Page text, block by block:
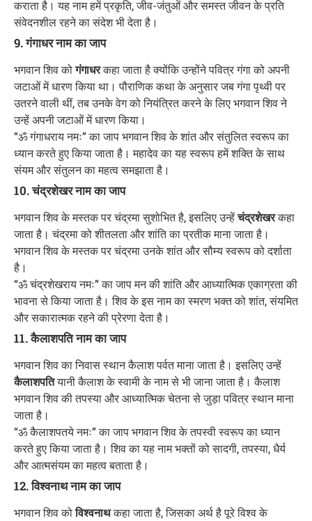
कराता है। यह नाम हमें प्रकृति, जीव-जंतुओं और समस्त जीवन के प्रति
संवेदनशील रहने का संदेश भी देता है।
9. गंगाधर नाम का जाप
भगवान शिव कोगंगाधरकहा जाता है क्योंकि उन्होंने पवित्र गंगा को अपनी
जटाओं में धारण किया था। पौराणिक कथा के अनुसार जब गंगा पृथ्वी पर
उतरने वाली थीं, तब उनके वेग को नियंत्रित करने के लिए भगवान शिव ने
उन्हें अपनी जटाओं में धारण किया।
“ॐ गंगाधराय नमः” का जाप भगवान शिव के शांत और संतुलित स्वरूप का
ध्यान करते हुए किया जाता है। महादेव का यह स्वरूप हमें शक्ति के साथ
संयम और संतुलन का महत्व समझाता है।
10. चंद्रशेखर नाम का जाप
भगवान शिव के मस्तक पर चंद्रमा सुशोभित है, इसलिए उन्हेंचंद्रशेखरकहा
जाता है। चंद्रमा को शीतलता और शांति का प्रतीक माना जाता है।
भगवान शिव के मस्तक पर चंद्रमा उनके शांत और सौम्य स्वरूप को दर्शाता
है।
“ॐ चंद्रशेखराय नमः” का जाप मन की शांति और आध्यात्मिक एकाग्रता की
भावना से किया जाता है। शिव के इस नाम का स्मरण भक्त को शांत, संयमित
और सकारात्मक रहने की प्रेरणा देता है।
11. कैलाशपति नाम का जाप
भगवान शिव का निवास स्थान कैलाश पर्वत माना जाता है। इसलिए उन्हें
कैलाशपतियानी कैलाश के स्वामी के नाम से भी जाना जाता है। कैलाश
भगवान शिव की तपस्या और आध्यात्मिक चेतना से जुड़ा पवित्र स्थान माना
जाता है।
“ॐ कैलाशपतये नमः” का जाप भगवान शिव के तपस्वी स्वरूप का ध्यान
करते हुए किया जाता है। शिव का यह नाम भक्तों को सादगी, तपस्या, धैर्य
और आत्मसंयम का महत्व बताता है।
12. विश्वनाथ नाम का जाप
भगवान शिव कोविश्वनाथकहा जाता है, जिसका अर्थ है पूरे विश्व के